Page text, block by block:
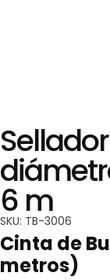
6 m
SKU: TB-3006
Cinta de
metros)